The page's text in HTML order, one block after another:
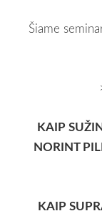
Šiame
KAIP
NORINT
KAIP